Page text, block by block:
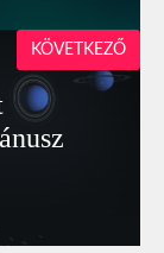
KÖVETKEZŐ